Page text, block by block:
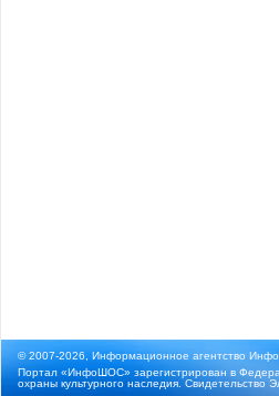
© 2007-2026, Информационное агентство
Портал «ИнфоШОС» зарегистрирован в
охраны культурного наследия. Свидетельство